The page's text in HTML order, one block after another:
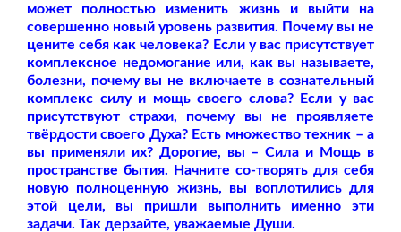
может полностью изменить жизнь и выйти на
совершенно новый уровень развития. Почему вы не
цените себя как человека? Если у вас присутствует
комплексное недомогание или, как вы называете,
болезни, почему вы не включаете в сознательный
комплекс силу и мощь своего слова? Если у вас
присутствуют страхи, почему вы не проявляете
твёрдости своего Духа? Есть множество техник – а
вы применяли их? Дорогие, вы – Сила и Мощь в
пространстве бытия. Начните со-творять для себя
новую полноценную жизнь, вы воплотились для
этой цели, вы пришли выполнить именно эти
задачи. Так дерзайте, уважаемые Души.